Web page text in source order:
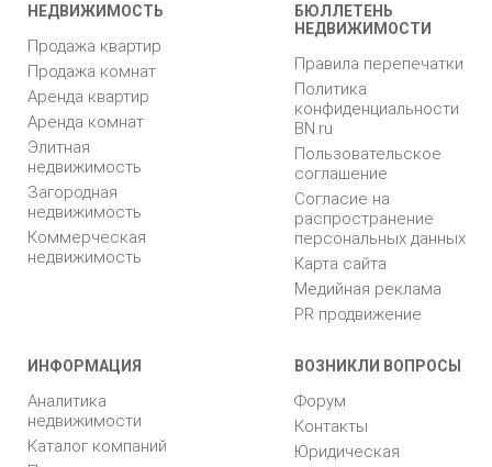
НЕДВИЖИМОСТЬ
Продажа квартир
Продажа комнат
Аренда квартир
Аренда комнат
Элитная
недвижимость
Загородная
недвижимость
Коммерческая
недвижимость
БЮЛЛЕТЕНЬ
НЕДВИЖИМОСТИ
Правила перепечатки
Политика
конфиденциальности
BN.ru
Пользовательское
соглашение
Согласие на
распространение
персональных данных
Карта сайта
Медийная реклама
PR продвижение
ИНФОРМАЦИЯ
Аналитика
недвижимости
Каталог компаний
ВОЗНИКЛИ ВОПРОСЫ
Форум
Контакты
Юридическая